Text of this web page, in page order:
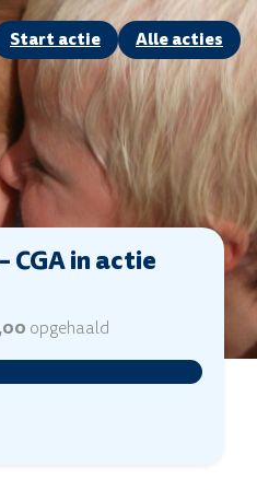
Start actie Alle acties
CGA in actie
opgehaald